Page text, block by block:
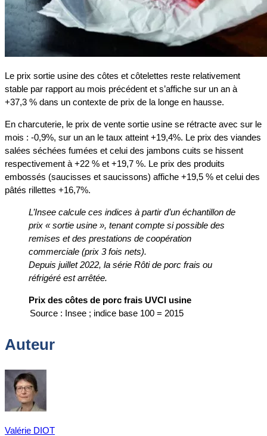
Le prix sortie usine des côtes et côtelettes reste relativement
stable par rapport au mois précédent et s’affiche sur un an à
+37,3 % dans un contexte de prix de la longe en hausse.
En charcuterie, le prix de vente sortie usine se rétracte avec sur le
mois : -0,9%, sur un an le taux atteint +19,4%. Le prix des viandes
salées séchées fumées et celui des jambons cuits se hissent
respectivement à +22 % et +19,7 %. Le prix des produits
embossés (saucisses et saucissons) affiche +19,5 % et celui des
pâtés rillettes +16,7%.
L’Insee calcule ces indices à partir d’un échantillon de
prix « sortie usine », tenant compte si possible des
remises et des prestations de coopération
commerciale (prix 3 fois nets).
Depuis juillet 2022, la série Rôti de porc frais ou
réfrigéré est arrêtée.
Prix des côtes de porc frais UVCI usine
Source : Insee ; indice base 100 = 2015
Auteur
Valérie DIOT